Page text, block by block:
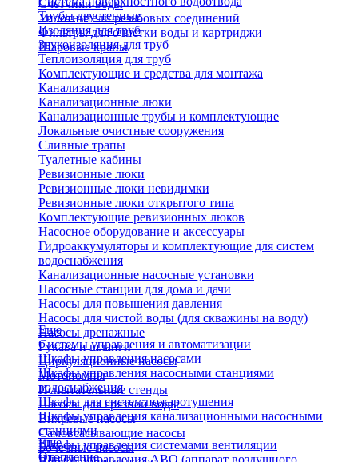
Счетчики воды
Уплотнители резьбовых соединений
Фильтры для очистки воды и картриджи
Шаровые краны
Трубы двустенные
Изоляция для труб
Звукоизоляция для труб
Теплоизоляция для труб
Комплектующие и средства для монтажа
Канализация
Канализационные люки
Канализационные трубы и комплектующие
Локальные очистные сооружения
Сливные трапы
Туалетные кабины
Ревизионные люки
Ревизионные люки невидимки
Ревизионные люки открытого типа
Комплектующие ревизионных люков
Насосное оборудование и аксессуары
Гидроаккумуляторы и комплектующие для систем
водоснабжения
Канализационные насосные установки
Насосные станции для дома и дачи
Насосы для повышения давления
Насосы для чистой воды (для скважины на воду)
Насосы дренажные
Рукава и шланги
Циркуляционные насосы
Мотопомпы
Испытательные стенды
Насосы для грязной воды
Вихревые насосы
Самовсасывающие насосы
Бочечные насосы
Еще
Системы управления и автоматизации
Шкафы управления насосами
Шкафы управления насосными станциями
водоснабжения
Шкафы для систем пожаротушения
Шкафы управления канализационными насосными
станциями
Шкафы управления системами вентиляции
Шкафы управления АВО (аппарат воздушного
Еще
Отопление